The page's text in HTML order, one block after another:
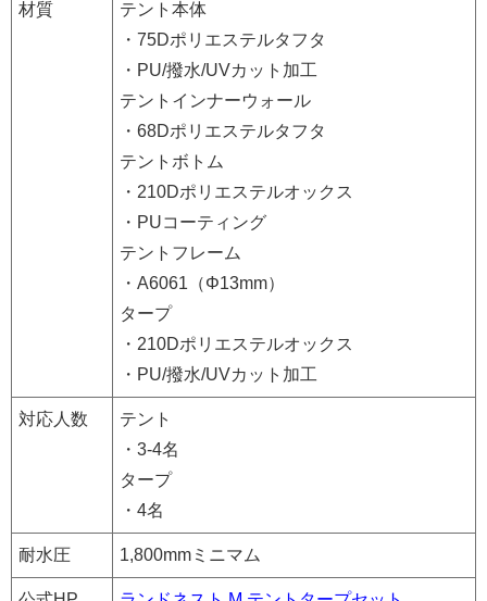
材質
テント本体
・75Dポリエステルタフタ
・PU/撥水/UVカット加工
テントインナーウォール
・68Dポリエステルタフタ
テントボトム
・210Dポリエステルオックス
・PUコーティング
テントフレーム
・A6061（Φ13mm）
タープ
・210Dポリエステルオックス
・PU/撥水/UVカット加工
対応人数
テント
・3-4名
タープ
・4名
耐水圧 1,800mmミニマム